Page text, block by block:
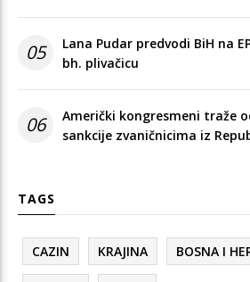
05
Lana Pudar predvodi BiH na
bh. plivačicu
06
Američki kongresmeni traže
sankcije zvaničnicima iz
TAGS
CAZIN KRAJINA BOSNA I